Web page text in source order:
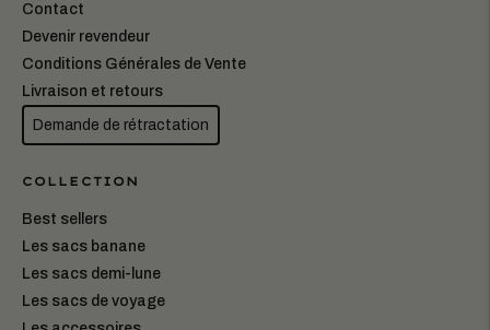
Contact
Devenir revendeur
Conditions Générales de Vente
Livraison et retours
Demande de rétractation
COLLECTION
Best sellers
Les sacs banane
Les sacs demi-lune
Les sacs de voyage